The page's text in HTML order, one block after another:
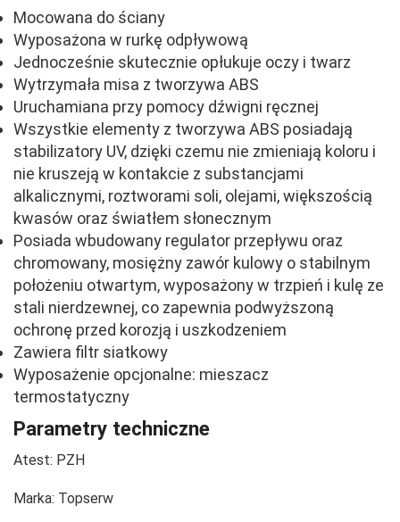
Mocowana do ściany
Wyposażona w rurkę odpływową
Jednocześnie skutecznie opłukuje oczy i twarz
Wytrzymała misa z tworzywa ABS
Uruchamiana przy pomocy dźwigni ręcznej
Wszystkie elementy z tworzywa ABS posiadają
stabilizatory UV, dzięki czemu nie zmieniają koloru i
nie kruszeją w kontakcie z substancjami
alkalicznymi, roztworami soli, olejami, większością
kwasów oraz światłem słonecznym
Posiada wbudowany regulator przepływu oraz
chromowany, mosiężny zawór kulowy o stabilnym
położeniu otwartym, wyposażony w trzpień i kulę ze
stali nierdzewnej, co zapewnia podwyższoną
ochronę przed korozją i uszkodzeniem
Zawiera filtr siatkowy
Wyposażenie opcjonalne: mieszacz
termostatyczny
Parametry techniczne
Atest: PZH
Marka: Topserw